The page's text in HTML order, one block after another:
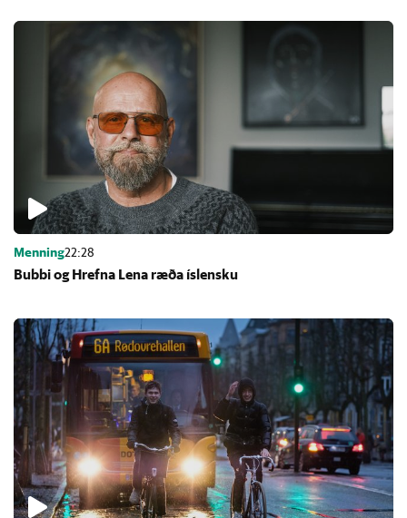
Menning22:28
Bubbi og Hrefna Lena ræða ís­lensku